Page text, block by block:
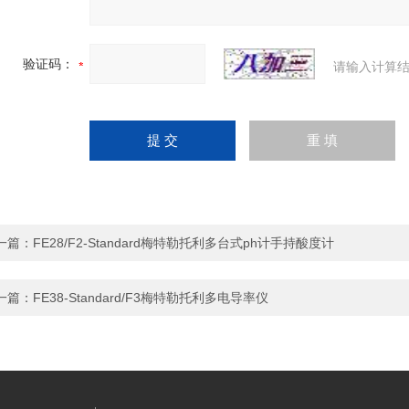
验证码： 请输入计算
篇： FE28/F2-Standard梅特勒托利多台式ph计手持酸度计
篇： FE38-Standard/F3梅特勒托利多电导率仪